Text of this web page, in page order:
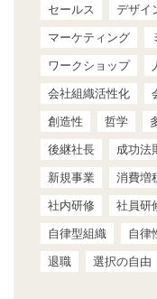
セールス
デザイ
マーケティング
ワークショップ
会社組織活性化
創造性
哲学
後継社長
成功法
新規事業
消費増
社内研修
社員研
自律型組織
自律
退職
選択の自由